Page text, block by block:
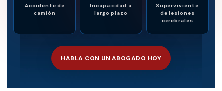
Accidente de
camión
Incapacidad a
largo plazo
Superviviente
de lesiones
cerebrales
HABLA CON UN ABOGADO HOY